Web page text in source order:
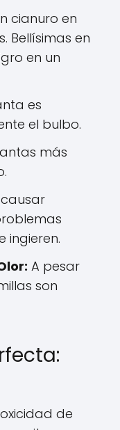
cianuro en
Bellísimas en
en un
es
el bulbo.
más
ingieren.
A pesar
son
de